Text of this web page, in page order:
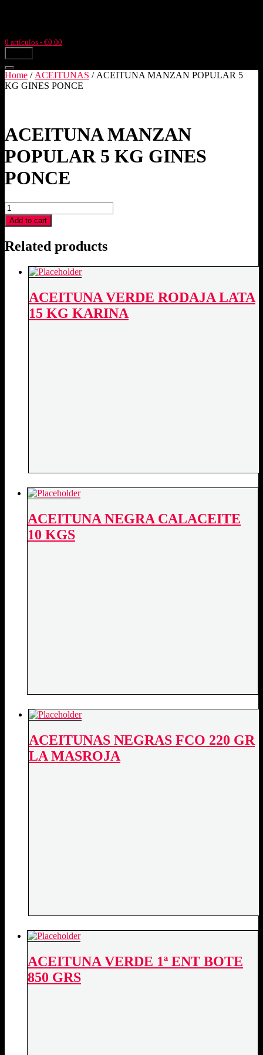
0 artículos - €0.00
Home / ACEITUNAS / ACEITUNA MANZAN POPULAR 5
KG GINES PONCE
ACEITUNA MANZAN
POPULAR 5 KG GINES
PONCE
ACEITUNA
MANZAN
POPULAR
KG
PONCE
quantity
Add to cart
Related products
ACEITUNA VERDE RODAJA LATA
15 KG KARINA
ACEITUNA NEGRA CALACEITE
10 KGS
ACEITUNAS NEGRAS FCO 220 GR
LA MASROJA
ACEITUNA VERDE 1ª ENT BOTE
850 GRS